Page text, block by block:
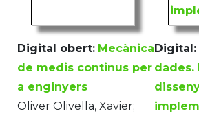
Digital obert: Mecànica
de medis continus per
a enginyers
Oliver Olivella, Xavier;
Digital:
dades.